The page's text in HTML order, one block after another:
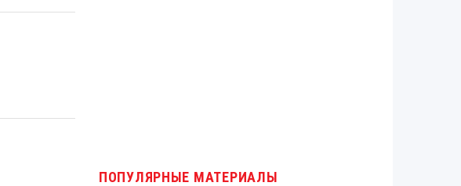
ПОПУЛЯРНЫЕ МАТЕРИАЛЫ